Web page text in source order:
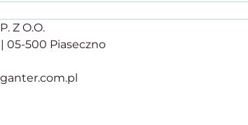
Z O.O.
| 05-500 Piaseczno
ganter.com.pl